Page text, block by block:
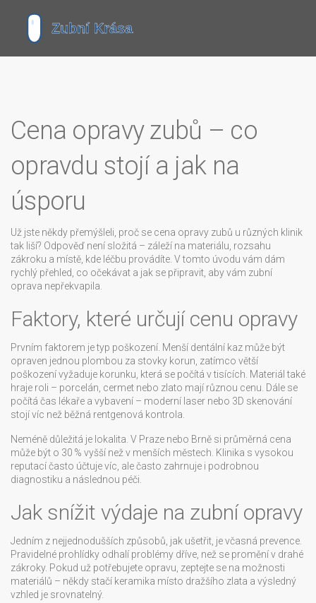
Cena opravy zubů – co
opravdu stojí a jak na
úsporu
Už jste někdy přemýšleli, proč se cena opravy zubů u různých klinik
tak liší? Odpověď není složitá – záleží na materiálu, rozsahu
zákroku a místě, kde léčbu provádíte. V tomto úvodu vám dám
rychlý přehled, co očekávat a jak se připravit, aby vám zubní
oprava nepřekvapila.
Faktory, které určují cenu opravy
Prvním faktorem je typ poškození. Menší dentální kaz může být
opraven jednou plombou za stovky korun, zatímco větší
poškození vyžaduje korunku, která se počítá v tisících. Materiál také
hraje roli – porcelán, cermet nebo zlato mají různou cenu. Dále se
počítá čas lékaře a vybavení – moderní laser nebo 3D skenování
stojí víc než běžná rentgenová kontrola.
Neméně důležitá je lokalita. V Praze nebo Brně si průměrná cena
může být o 30 % vyšší než v menších městech. Klinika s vysokou
reputací často účtuje víc, ale často zahrnuje i podrobnou
diagnostiku a následnou péči.
Jak snížit výdaje na zubní opravy
Jedním z nejjednodušších způsobů, jak ušetřit, je včasná prevence.
Pravidelné prohlídky odhalí problémy dříve, než se promění v drahé
zákroky. Pokud už potřebujete opravu, zeptejte se na možnosti
materiálů – někdy stačí keramika místo dražšího zlata a výsledný
vzhled je srovnatelný.